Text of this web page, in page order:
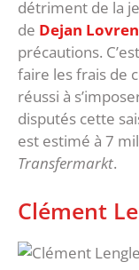
détriment de la
de Dejan Lovren
précautions. C’est
faire les frais de
réussi à
disputés cette
est estimé à 7
Transfermarkt.
Clément